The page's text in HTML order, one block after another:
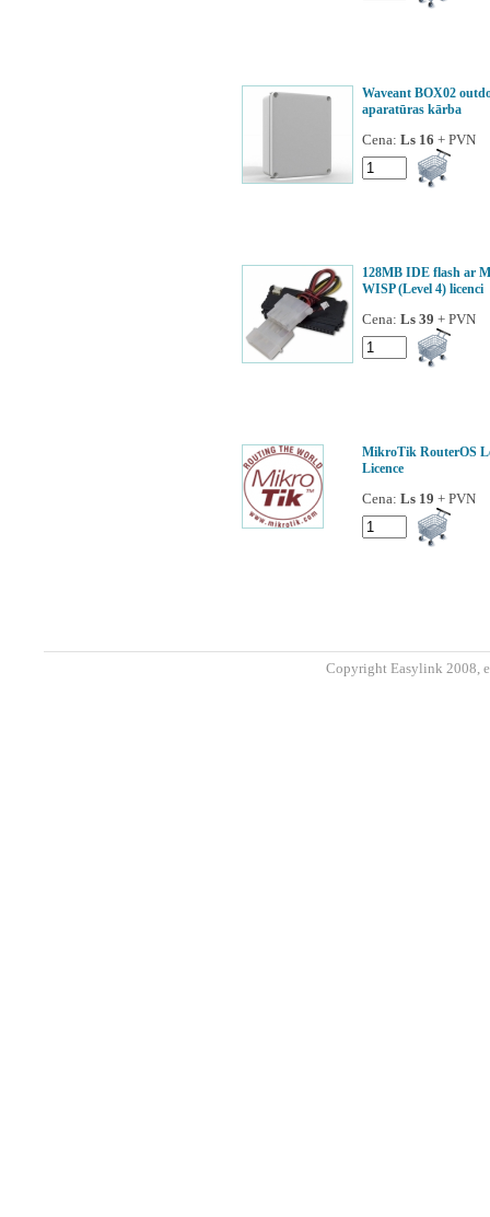
Waveant BOX02
aparatūras kārba
Cena: Ls 16 + PVN
128MB IDE flash ar
WISP (Level 4) licenci
Cena: Ls 39 + PVN
MikroTik RouterOS
Licence
Cena: Ls 19 + PVN
Copyright Easylink 2008,